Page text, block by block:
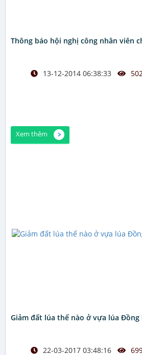
Thông báo hội nghị công nhân viên
13-12-2014 06:38:33 502
Xem thêm
Giảm đất lúa thế nào ở vựa lúa Đồng
22-03-2017 03:48:16